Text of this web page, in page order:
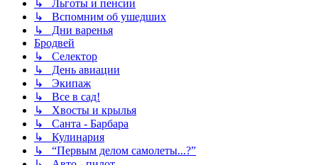
↳ Льготы и пенсии
↳ Вспомним об ушедших
↳ Дни варенья
Бродвей
↳ Селектор
↳ День авиации
↳ Экипаж
↳ Все в сад!
↳ Хвосты и крылья
↳ Санта - Барбара
↳ Кулинария
↳ “Первым делом самолеты...?”